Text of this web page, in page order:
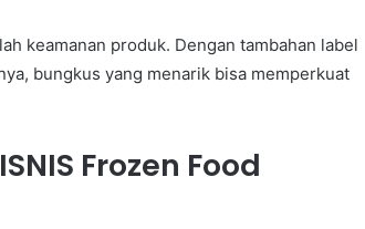
keamanan produk. Dengan tambahan label
bungkus yang menarik bisa memperkuat
Frozen Food